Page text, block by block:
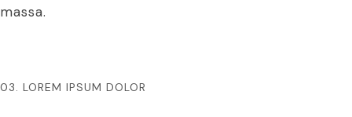
massa.
03. LOREM IPSUM DOLOR